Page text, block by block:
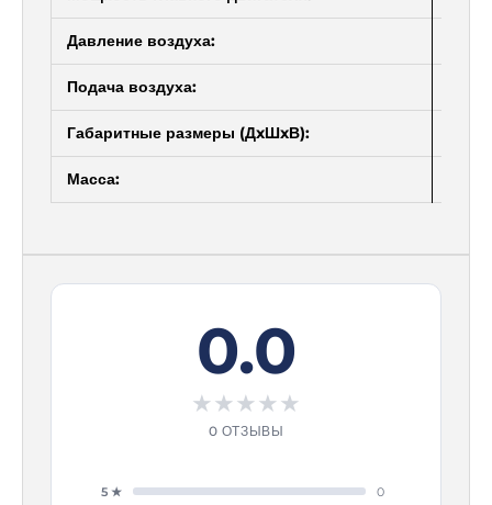
Давление воздуха:
Подача воздуха:
Габаритные размеры (ДxШxВ):
Масса:
0.0
★★★★★
0 ОТЗЫВЫ
5 ★
0